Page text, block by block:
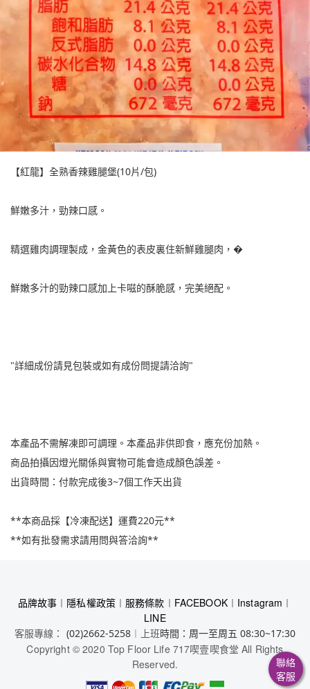
【紅龍】全熟香辣雞腿堡(10片/包)
鮮嫩多汁，勁辣口感。
精選雞肉調理製成，金黃色的表皮裏住新鮮雞腿肉，�
鮮嫩多汁的勁辣口感加上卡嗞的酥脆感，完美絕配。
"詳細成份請見包裝或如有成份問提請洽詢"
本產品不需解凍即可調理。本產品非供即食，應充份加熱。
商品拍攝因燈光關係與實物可能會造成顏色誤差。
出貨時間：付款完成後3~7個工作天出貨
**本商品採【冷凍配送】運費220元**
**如有批發需求請用問與答洽詢**
品牌故事 ︱ 隱私權政策︱ 服務條款 ︱ FACEBOOK︱ Instagram ︱
LINE
客服專線： (02)2662-5258︱上班時間：周一至周五 08:30~17:30
Copyright © 2020 Top Floor Life 717喫壹喫食堂 All Rights
Reserved.
聯絡
客服